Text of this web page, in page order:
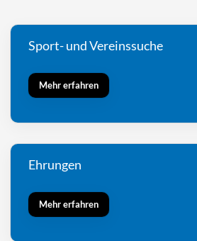
Sport- und Vereinssuche
Mehr erfahren
Ehrungen
Mehr erfahren